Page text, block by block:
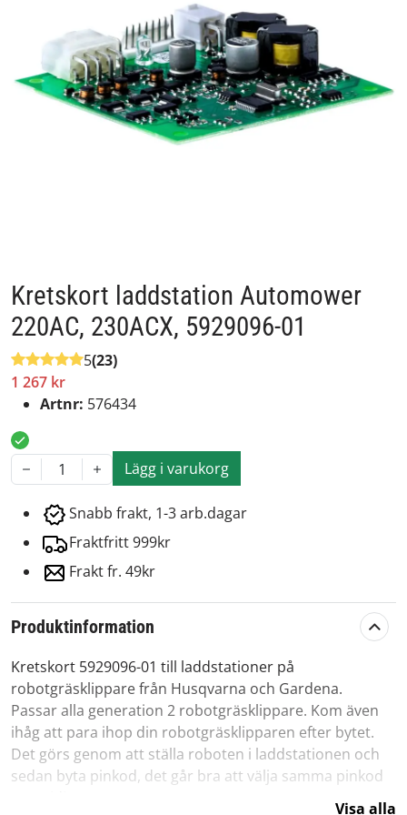
Kretskort laddstation Automower
220AC, 230ACX, 5929096-01
5(23)
1 267 kr
Artnr: 576434
1 Lägg i varukorg
Snabb frakt, 1-3 arb.dagar
Fraktfritt 999kr
Frakt fr. 49kr
Produktinformation
Kretskort 5929096-01 till laddstationer på
robotgräsklippare från Husqvarna och Gardena.
Passar alla generation 2 robotgräsklippare. Kom även
ihåg att para ihop din robotgräsklipparen efter bytet.
Det görs genom att ställa roboten i laddstationen och
sedan byta pinkod, det går bra att välja samma pinkod
Visa alla